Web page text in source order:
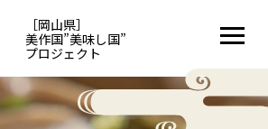
［岡山県］
美作国”美味し国”
プロジェクト